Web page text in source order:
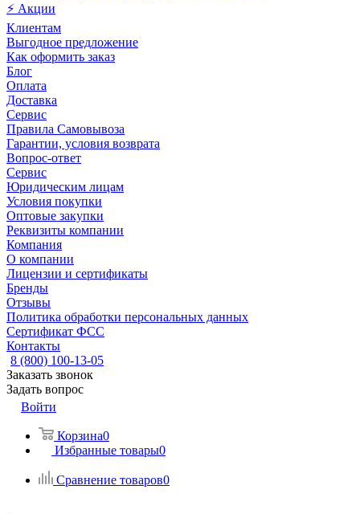
⚡ Акции
Клиентам
Выгодное предложение
Как оформить заказ
Блог
Оплата
Доставка
Сервис
Правила Самовывоза
Гарантии, условия возврата
Вопрос-ответ
Сервис
Юридическим лицам
Условия покупки
Оптовые закупки
Реквизиты компании
Компания
О компании
Лицензии и сертификаты
Бренды
Отзывы
Политика обработки персональных данных
Сертификат ФСС
Контакты
8 (800) 100-13-05
Заказать звонок
Задать вопрос
Войти
Корзина0
Избранные товары0
Сравнение товаров0